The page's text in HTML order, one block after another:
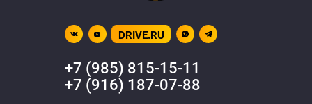
DRIVE.RU
+7 (985) 815-15-11
+7 (916) 187-07-88